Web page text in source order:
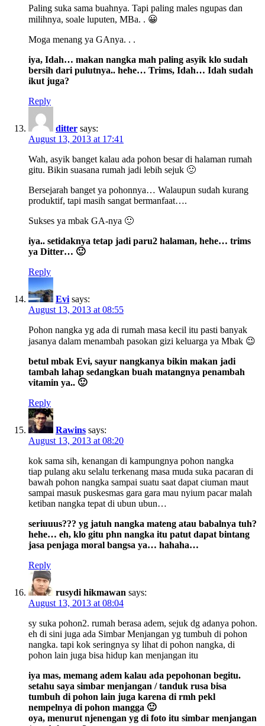
Paling suka sama buahnya. Tapi paling males ngupas dan
milihnya, soale luputen, MBa. . 😀
Moga menang ya GAnya. . .
iya, Idah… makan nangka mah paling asyik klo sudah
bersih dari pulutnya.. hehe… Trims, Idah… Idah sudah
ikut juga?
Reply
ditter says:
August 13, 2013 at 17:41
Wah, asyik banget kalau ada pohon besar di halaman rumah
gitu. Bikin suasana rumah jadi lebih sejuk 🙂
Bersejarah banget ya pohonnya… Walaupun sudah kurang
produktif, tapi masih sangat bermanfaat….
Sukses ya mbak GA-nya 🙂
iya.. setidaknya tetap jadi paru2 halaman, hehe… trims
ya Ditter… 🙂
Reply
Evi says:
August 13, 2013 at 08:55
Pohon nangka yg ada di rumah masa kecil itu pasti banyak
jasanya dalam menambah pasokan gizi keluarga ya Mbak 😉
betul mbak Evi, sayur nangkanya bikin makan jadi
tambah lahap sedangkan buah matangnya penambah
vitamin ya.. 🙂
Reply
Rawins says:
August 13, 2013 at 08:20
kok sama sih, kenangan di kampungnya pohon nangka
tiap pulang aku selalu terkenang masa muda suka pacaran di
bawah pohon nangka sampai suatu saat dapat ciuman maut
sampai masuk puskesmas gara gara mau nyium pacar malah
ketiban nangka tepat di ubun ubun…
seriuuus??? yg jatuh nangka mateng atau babalnya tuh?
hehe… eh, klo gitu phn nangka itu patut dapat bintang
jasa penjaga moral bangsa ya… hahaha…
Reply
rusydi hikmawan says:
August 13, 2013 at 08:04
sy suka pohon2. rumah berasa adem, sejuk dg adanya pohon.
eh di sini juga ada Simbar Menjangan yg tumbuh di pohon
nangka. tapi kok seringnya sy lihat di pohon nangka, di
pohon lain juga bisa hidup kan menjangan itu
iya mas, memang adem kalau ada pepohonan begitu.
setahu saya simbar menjangan / tanduk rusa bisa
tumbuh di pohon lain juga karena di rmh pekl
nempelnya di pohon mangga 🙂
oya, menurut njenengan yg di foto itu simbar menjangan